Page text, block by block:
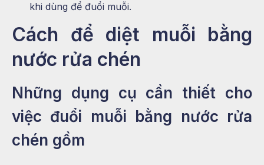
khi dùng để đuổi muỗi.
Cách để diệt muỗi bằng
nước rửa chén
Những dụng cụ cần thiết cho
việc đuổi muỗi bằng nước rửa
chén gồm